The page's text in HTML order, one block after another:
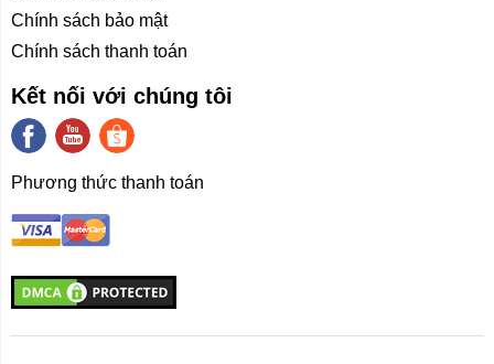
Sử dụng động cơ Chuyển đổi trực tiếp ưu việt hơn so
vs các dòng sử dụng dây curoa đưa lại sự ổn định và
dây curoa, Chế độ vắt cao lên tới 1200 vòng / 1 phút
Chính sách bảo mật
Chính sách thanh toán
Kết nối với chúng tôi
Phương thức thanh toán